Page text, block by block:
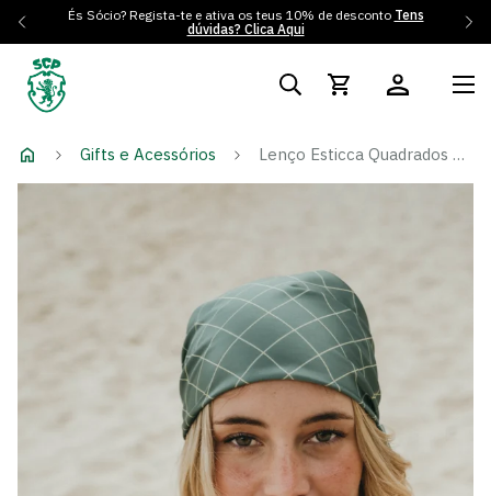
És Sócio? Regista-te e ativa os teus 10% de desconto Tens
dúvidas? Clica Aqui
Gifts e Acessórios Lenço Esticca Quadrados Verde